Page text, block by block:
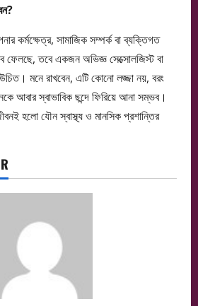
কর্মক্ষেত্র, সামাজিক সম্পর্ক বা ব্যক্তিগত
ফেলছে, তবে একজন অভিজ্ঞ সেক্সোলজিস্ট বা
উচিত। মনে রাখবেন, এটি কোনো লজ্জা নয়, বরং
আবার স্বাভাবিক ছন্দে ফিরিয়ে আনা সম্ভব।
হলো যৌন স্বাস্থ্য ও মানসিক প্রশান্তির